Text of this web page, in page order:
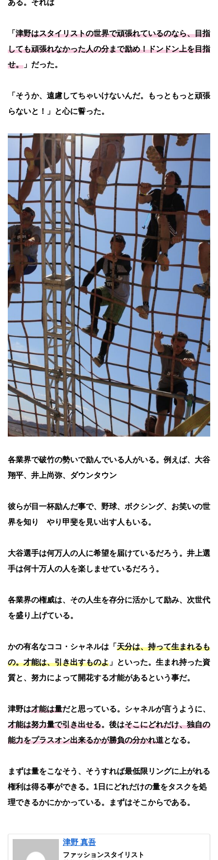
ある。それは
「 津野はスタイリストの世界で頑張れているのなら、目指
しても頑張れなかった人の分まで励め！ドンドン上を目指
せ。 」だった。
「そうか、遠慮してちゃいけないんだ。もっともっと頑張
らないと！」と心に誓った。
各業界で破竹の勢いで励んでいる人がいる。例えば、大谷
翔平、井上尚弥、ダウンタウン
彼らが目一杯励んだ事で、野球、ボクシング、お笑いの世
界を知り やり甲斐を見い出す人もいる。
大谷選手は何万人の人に希望を届けているだろう。井上選
手は何十万人の人を楽しませているだろう。
各業界の権威は、その人生を存分に活かして励み、次世代
を盛り上げている。
かの有名なココ・シャネルは「 天分は、持って生まれるも
の。才能は、引き出すものよ 」といった。生まれ持った資
質と、努力によって開花する才能があるという事だ。
津野は才能は量だと思っている。シャネルが言うように、
才能は努力量で引き出せる。後はそこにどれだけ、独自の
能力をプラスオン出来るかが勝負の分かれ道となる。
まずは量をこなそう、そうすれば最低限リングに上がれる
権利は得る事ができる。1日にどれだけの量をタスクを処
理できるかにかかっている。まずはそこからである。
津野 真吾
ファッションスタイリスト